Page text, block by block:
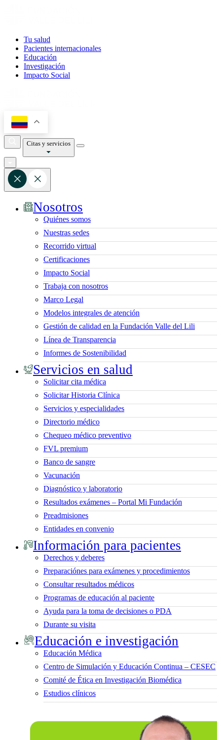
Tu salud
Pacientes internacionales
Educación
Investigación
Impacto Social
Citas y servicios
Nosotros
Quiénes somos
Nuestras sedes
Recorrido virtual
Certificaciones
Impacto Social
Trabaja con nosotros
Marco Legal
Modelos integrales de atención
Gestión de calidad en la Fundación Valle del Lili
Línea de Transparencia
Informes de Sostenibilidad
Servicios en salud
Solicitar cita médica
Solicitar Historia Clínica
Servicios y especialidades
Directorio médico
Chequeo médico preventivo
FVL premium
Banco de sangre
Vacunación
Diagnóstico y laboratorio
Resultados exámenes – Portal Mi Fundación
Preadmisiones
Entidades en convenio
Información para pacientes
Derechos y deberes
Preparaciónes para exámenes y procedimientos
Consultar resultados médicos
Programas de educación al paciente
Ayuda para la toma de decisiones o PDA
Durante su visita
Educación e investigación
Educación Médica
Centro de Simulación y Educación Continua – CESEC
Comité de Ética en Investigación Biomédica
Estudios clínicos